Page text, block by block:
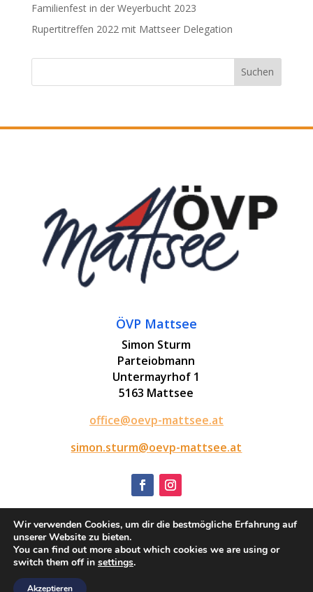
Familienfest in der Weyerbucht 2023
Rupertitreffen 2022 mit Mattseer Delegation
ÖVP Mattsee
Simon Sturm
Parteiobmann
Untermayrhof 1
5163 Mattsee
office@oevp-mattsee.at
simon.sturm@oevp-mattsee.at
Impressum
Datenschutz
Wir verwenden Cookies, um dir die bestmögliche Erfahrung auf
unserer Website zu bieten.
You can find out more about which cookies we are using or
switch them off in settings.
Akzeptieren